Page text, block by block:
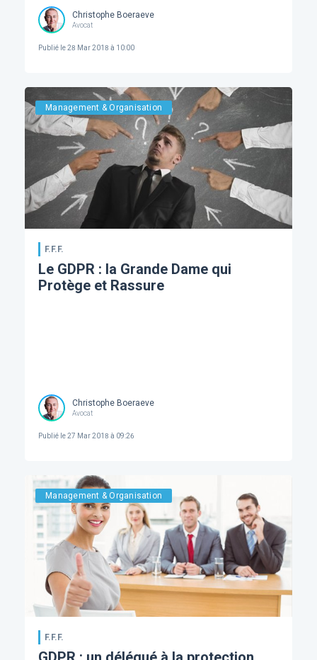
Christophe Boeraeve
Avocat
Publié le28 Mar 2018 à 10:00
Management & Organisation
F.F.F.
Le GDPR : la Grande Dame qui
Protège et Rassure
Christophe Boeraeve
Avocat
Publié le27 Mar 2018 à 09:26
Management & Organisation
F.F.F.